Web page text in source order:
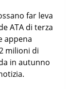
far leva
ATA di terza
appena
milioni di
in autunno